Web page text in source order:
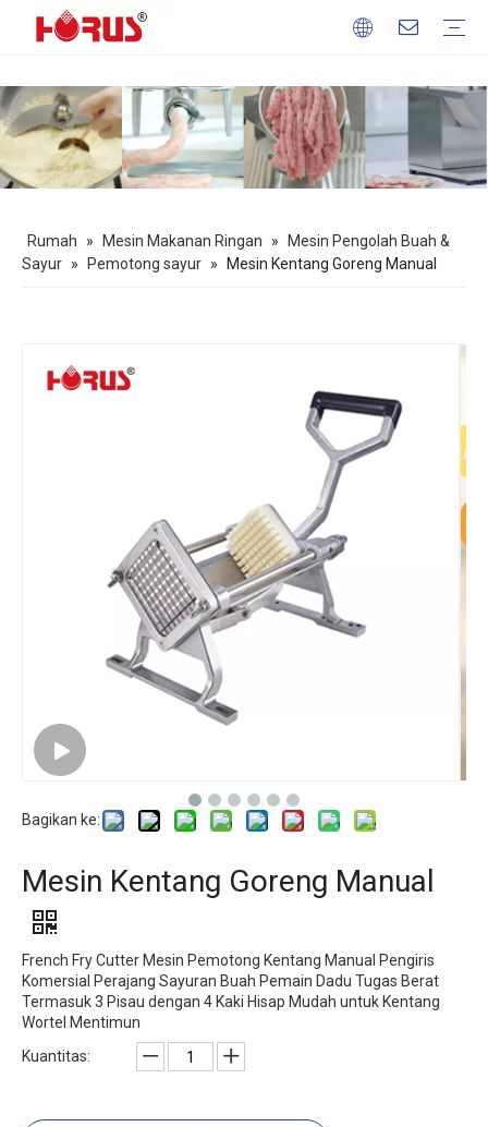
Rumah » Mesin Makanan Ringan »
Mesin Pengolah Buah &
Sayur » Pemotong sayur » Mesin Kentang Goreng Manual
Bagikan ke:
Mesin Kentang Goreng Manual
French Fry Cutter Mesin Pemotong Kentang Manual Pengiris
Komersial Perajang Sayuran Buah Pemain Dadu Tugas Berat
Termasuk 3 Pisau dengan 4 Kaki Hisap Mudah untuk Kentang
Wortel Mentimun
Kuantitas: